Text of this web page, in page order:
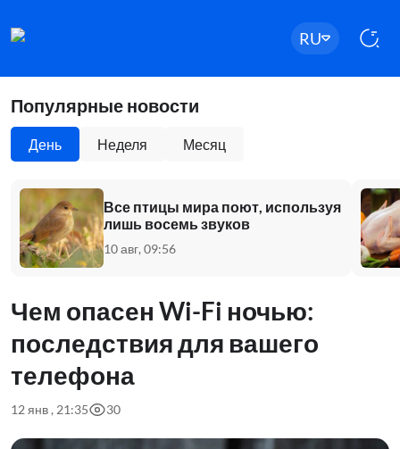
RU
Популярные новости
День Неделя Месяц
Все птицы мира поют, используя
лишь восемь звуков
10 авг, 09:56
Чем опасен Wi-Fi ночью:
последствия для вашего
телефона
12 янв , 21:35 30